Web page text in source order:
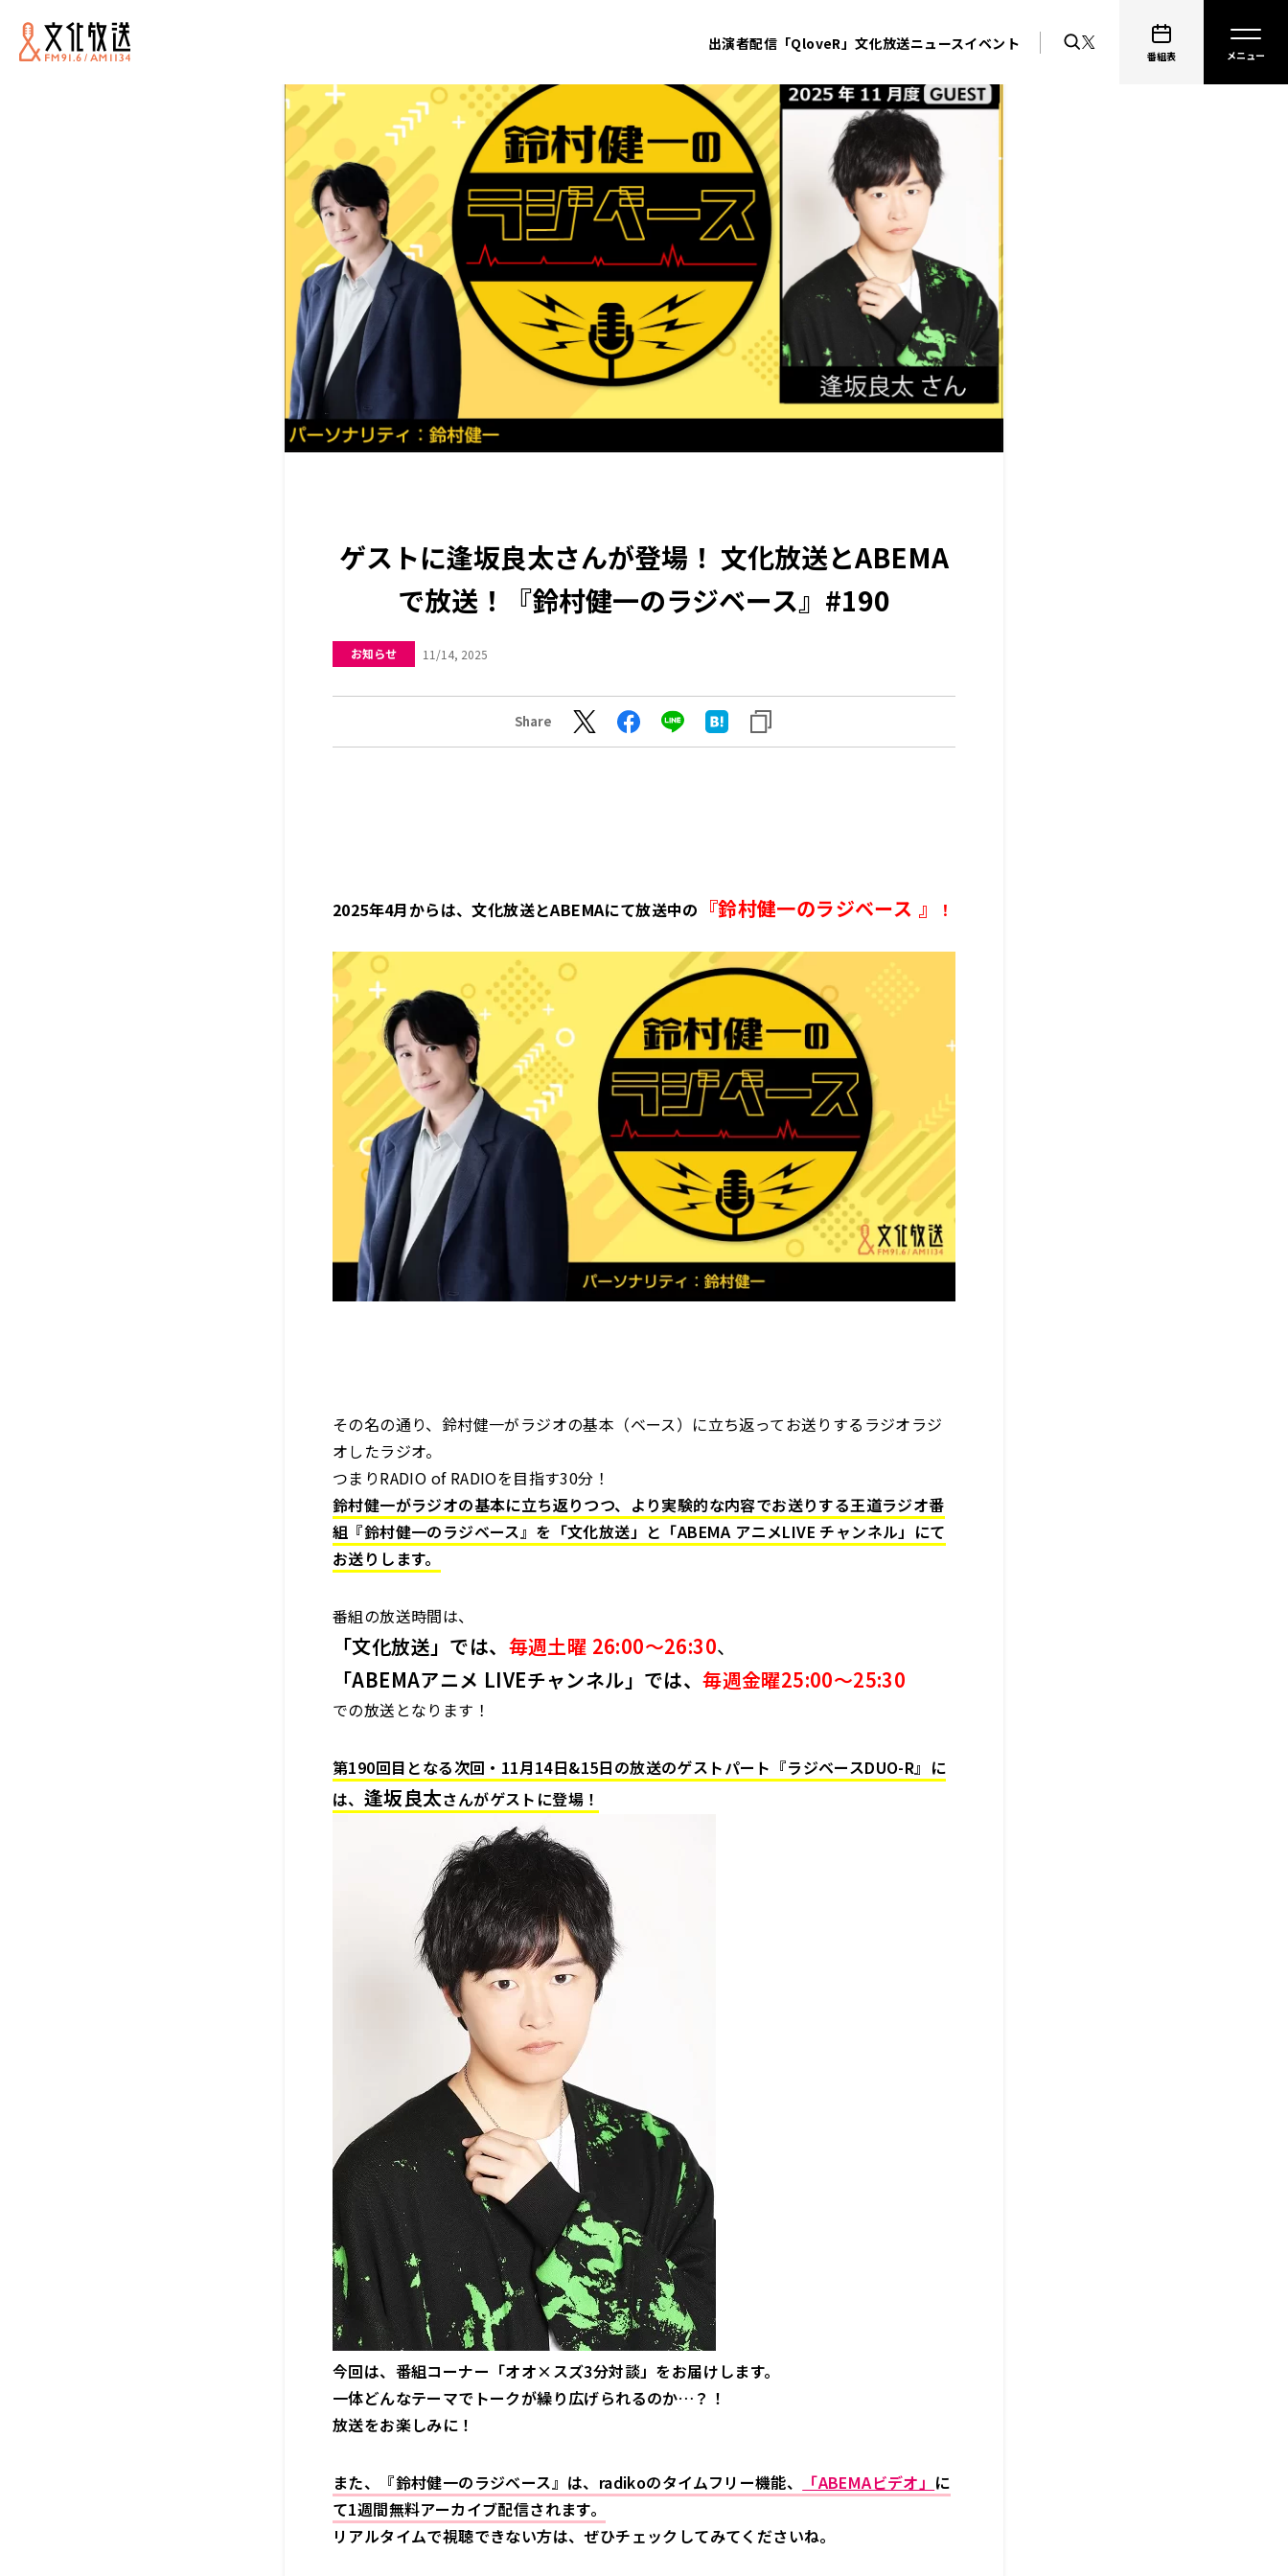
出演者配信「QloveR」文化放送ニュースイベント
番組表
ゲストに逢坂良太さんが登場！ 文化放送とABEMA
で放送！『鈴村健一のラジベース』#190
お知らせ 11/14, 2025
Share
2025年4月からは、文化放送とABEMAにて放送中の 『鈴村健一のラジベース 』 ！
その名の通り、鈴村健一がラジオの基本（ベース）に立ち返ってお送りするラジオラジ
オしたラジオ。
つまりRADIO of RADIOを目指す30分！
鈴村健一がラジオの基本に立ち返りつつ、より実験的な内容でお送りする王道ラジオ番
組『鈴村健一のラジベース』を「文化放送」と「ABEMA アニメLIVE チャンネル」にて
お送りします。
番組の放送時間は、
「文化放送」では、 毎週土曜 26:00～26:30、
「ABEMAアニメ LIVEチャンネル」では、毎週金曜25:00～25:30
での放送となります！
第190回目となる次回・11月14日&15日の放送のゲストパート『ラジベースDUO-R』に
は、 逢坂良太さんがゲストに登場！
今回は、番組コーナー「オオ×スズ3分対談」をお届けします。
一体どんなテーマでトークが繰り広げられるのか…？！
放送をお楽しみに！
また、『鈴村健一のラジベース』は、radikoのタイムフリー機能、 「ABEMAビデオ」 に
て1週間無料アーカイブ配信されます。
リアルタイムで視聴できない方は、ぜひチェックしてみてくださいね。